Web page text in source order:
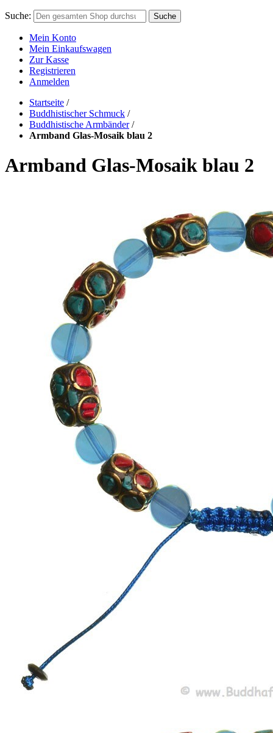
Suche: Suche
Mein Konto
Mein Einkaufswagen
Zur Kasse
Registrieren
Anmelden
Startseite /
Buddhistischer Schmuck /
Buddhistische Armbänder /
Armband Glas-Mosaik blau 2
Armband Glas-Mosaik blau 2